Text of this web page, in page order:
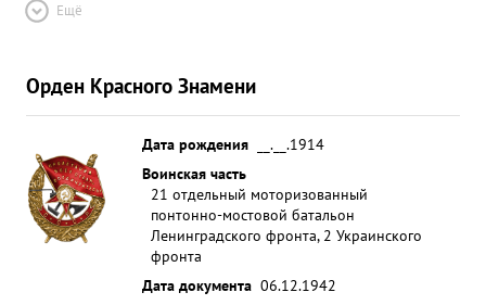
Ещё
Орден Красного Знамени
Дата рождения
__.__.1914
Воинская часть
21 отдельный моторизованный
понтонно-мостовой батальон
Ленинградского фронта, 2 Украинского
фронта
Дата документа 06.12.1942